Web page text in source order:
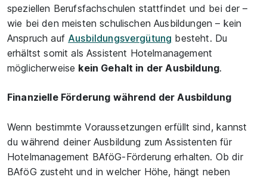
speziellen Berufsfachschulen stattfindet und bei der –
wie bei den meisten schulischen Ausbildungen – kein
Anspruch auf Ausbildungsvergütung besteht. Du
erhältst somit als Assistent Hotelmanagement
möglicherweise kein Gehalt in der Ausbildung.
Finanzielle Förderung während der Ausbildung
Wenn bestimmte Voraussetzungen erfüllt sind, kannst
du während deiner Ausbildung zum Assistenten für
Hotelmanagement BAföG-Förderung erhalten. Ob dir
BAföG zusteht und in welcher Höhe, hängt neben